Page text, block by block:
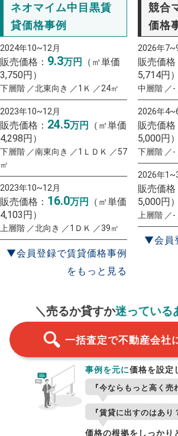
ネオマイム中目黒賃
貸価格事例
2024年10~12月
販売価格： 9.3万円
（㎡単価
3,750円）
下層階 ／北東向き ／1Ｋ ／24㎡
2023年10~12月
販売価格： 24.5万円
（㎡単価
4,298円）
下層階 ／南東向き ／1ＬＤＫ ／57
㎡
2023年10~12月
販売価格： 16.0万円
（㎡単価
4,103円）
上層階 ／北向き ／1ＤＫ ／39㎡
▼会員登録で賃貸価格事例
をもっと見る
競合
価格
2026年
販売価格
5,714円）
中層階 ／-
2026年
販売価格
5,000円）
下層階 ／-
2026年
販売価格
5,000円）
上層階 ／
▼会員
＼売るか貸すか迷っている
一括査定で不動産会社
事例を元に価格を設定
『今ならもっと高く売
『賃貸に出すのはあり
価格の根拠をしっかり